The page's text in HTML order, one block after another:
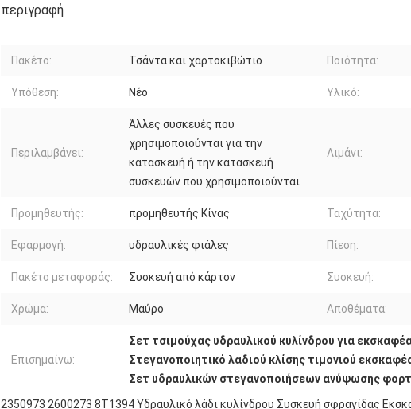
περιγραφή
Πακέτο: Τσάντα και χαρτοκιβώτιο Ποιότητα:
Υπόθεση: Νέο Υλικό:
Περιλαμβάνει:
Άλλες συσκευές που
χρησιμοποιούνται για την
κατασκευή ή την κατασκευή
συσκευών που χρησιμοποιούνται
Λιμάνι:
Προμηθευτής: προμηθευτής Κίνας Ταχύτητα:
Εφαρμογή: υδραυλικές φιάλες Πίεση:
Πακέτο μεταφοράς: Συσκευή από κάρτον Συσκευή:
Χρώμα: Μαύρο Αποθέματα:
Επισημαίνω:
Σετ τσιμούχας υδραυλικού κυλίνδρου για
Στεγανοποιητικό λαδιού κλίσης τιμονιού
Σετ υδραυλικών στεγανοποιήσεων ανύψωσης
2350973 2600273 8T1394 Υδραυλικό λάδι κυλίνδρου Συσκευή σφραγίδας